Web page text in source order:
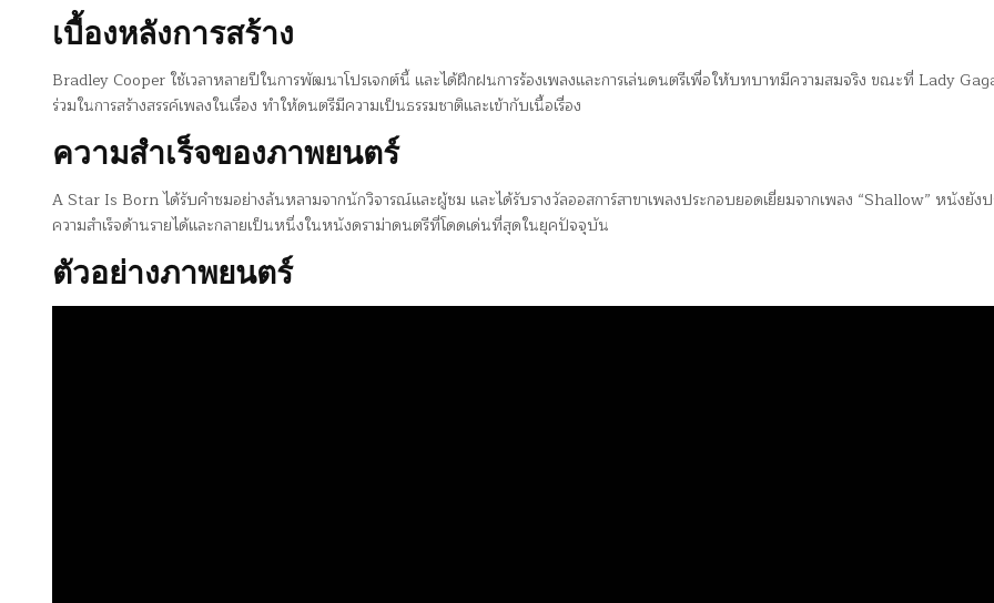
เบื้องหลังการสร้าง
Bradley Cooper ใช้เวลาหลายปีในการพัฒนาโปรเจกต์นี้ และได้ฝึกฝนการร้องเพลงและการเล่นดนตรีเพื่อให้บทบาทมีความสมจริง ขณะที่ Lady
ร่วมในการสร้างสรรค์เพลงในเรื่อง ทำให้ดนตรีมีความเป็นธรรมชาติและเข้ากับเนื้อเรื่อง
ความสำเร็จของภาพยนตร์
A Star Is Born ได้รับคำชมอย่างล้นหลามจากนักวิจารณ์และผู้ชม และได้รับรางวัลออสการ์สาขาเพลงประกอบยอดเยี่ยมจากเพลง “Shallow” หนังยัง
ความสำเร็จด้านรายได้และกลายเป็นหนึ่งในหนังดราม่าดนตรีที่โดดเด่นที่สุดในยุคปัจจุบัน
ตัวอย่างภาพยนตร์